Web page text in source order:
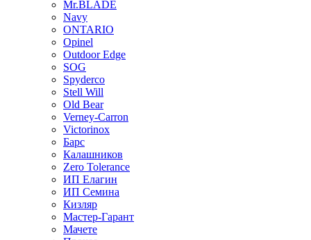
Mr.BLADE
Navy
ONTARIO
Opinel
Outdoor Edge
SOG
Spyderco
Stell Will
Old Bear
Verney-Carron
Victorinox
Барс
Калашников
Zero Tolerance
ИП Елагин
ИП Семина
Кизляр
Мастер-Гарант
Мачете